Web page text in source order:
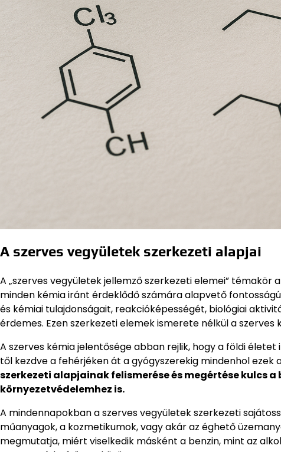
A szerves vegyületek szerkezeti alapjai
A „szerves vegyületek jellemző szerkezeti elemei” témakör
minden kémia iránt érdeklődő számára alapvető
és kémiai tulajdonságait, reakcióképességét, biológiai
érdemes. Ezen szerkezeti elemek ismerete nélkül a
A szerves kémia jelentősége abban rejlik, hogy a földi
től kezdve a fehérjéken át a gyógyszerekig mindenhol ezek
szerkezeti alapjainak felismerése és megértése kulcs
környezetvédelemhez is.
A mindennapokban a szerves vegyületek szerkezeti
műanyagok, a kozmetikumok, vagy akár az éghető
megmutatja, miért viselkedik másként a benzin, mint az